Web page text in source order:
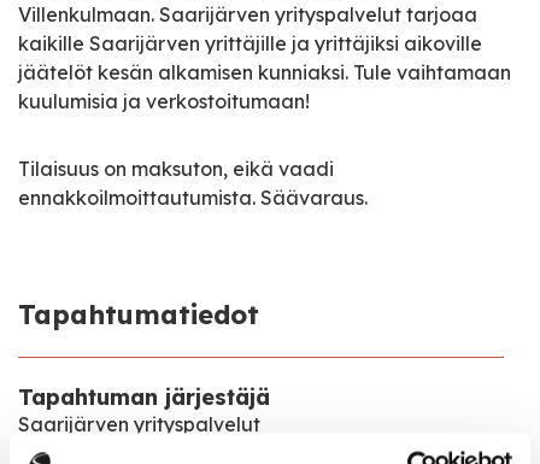
Villenkulmaan. Saarijärven yrityspalvelut tarjoaa
kaikille Saarijärven yrittäjille ja yrittäjiksi aikoville
jäätelöt kesän alkamisen kunniaksi. Tule vaihtamaan
kuulumisia ja verkostoitumaan!
Tilaisuus on maksuton, eikä vaadi
ennakkoilmoittautumista. Säävaraus.
Tapahtumatiedot
Tapahtuman järjestäjä
Saarijärven yrityspalvelut